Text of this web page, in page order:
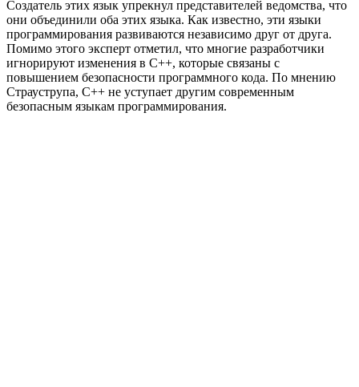
Создатель этих язык упрекнул представителей ведомства, что
они объединили оба этих языка. Как известно, эти языки
программирования развиваются независимо друг от друга.
Помимо этого эксперт отметил, что многие разработчики
игнорируют изменения в С++, которые связаны с
повышением безопасности программного кода. По мнению
Страуструпа, С++ не уступает другим современным
безопасным языкам программирования.